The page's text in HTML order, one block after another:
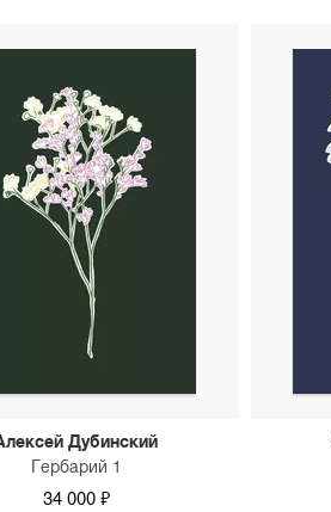
Дубинский
Гербарий 1
34 000 ₽